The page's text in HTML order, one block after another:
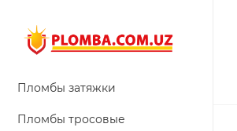
Пломбы затяжки
Пломбы тросовые